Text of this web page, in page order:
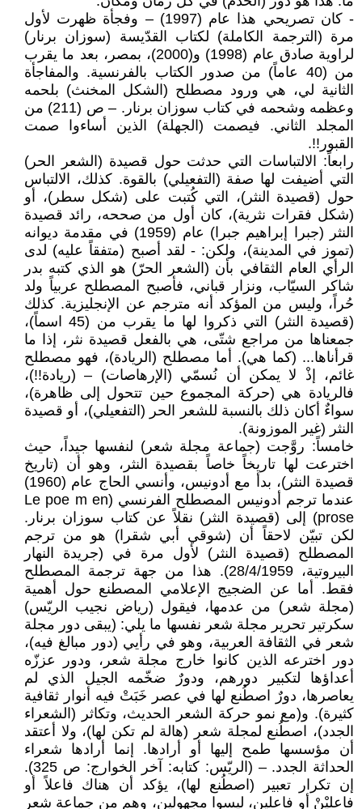
- كان تصريحي هذا عام (1997) – وفجأة ظهرت لأول
مرة (الترجمة الكاملة) لكتاب القدّيسة (سوزان برنار)
لراوية صادق عام (1998) و(2000)، بمصر، بعد ما يقرب
من (40 عاماً) من صدور الكتاب بالفرنسية. والمفاجأة
الثانية لي، هي ورود مصطلح (الشكل المخنث) بلحمه
وعظمه وشحمه في كتاب سوزان برنار. – ص (211) من
المجلد الثاني. فيصمت (الجهلة) الذين أساءوا صمت
القبور!!.
رابعاً: الالتباسات التي حدثت حول قصيدة (الشعر الحر)
التي أضيفت لها صفة (التفعيلي) بالقوة. كذلك، الالتباس
حول (قصيدة النثر)، التي كُتبت على (شكل سطر)، أو
(شكل فقرات نثرية)، كان أول من صححه، رائد قصيدة
النثر (جبرا إبراهيم جبرا) عام (1959) في مقدمة ديوانه
(تموز في المدينة)، ولكن: - لقد أصبح (متفقاً عليه) لدى
الرأي العام الثقافي بأن (الشعر الحرّ) هو الذي كتبه بدر
شاكر السيّاب، ونزار قباني، فأصبح المصطلح عربياً ولد
حُراً، وليس من المؤكد أنه مترجم عن الإنجليزية. كذلك
(قصيدة النثر) التي ذكروا لها ما يقرب من (45 اسماً)،
جمعناها من مراجع شتّى، هي بالفعل قصيدة نثر، إذا ما
قرأناها... (كما هي). أما مصطلح (الريادة)، فهو مصطلح
غائم، إذْ لا يمكن أن نُسمّي (الإرهاصات) – (ريادة!!)،
فالريادة هي (حركة المجموع حين تتحول إلى ظاهرة)،
سواءٌ أكان ذلك بالنسبة للشعر الحر (التفعيلي)، أو قصيدة
النثر (غير الموزونة).
خامساً: روَّجت (جماعة مجلة شعر) لنفسها جيداً، حيث
اخترعت لها تاريخاً خاصاً بقصيدة النثر، وهو أن (تاريخ
قصيدة النثر)، بدأ مع أدونيس، وأنسي الحاج عام (1960)
عندما ترجم أدونيس المصطلح الفرنسي (Le poe m en
prose) إلى (قصيدة النثر) نقلاً عن كتاب سوزان برنار.
لكن تبيّن لاحقاً أن (شوقي أبي شقرا) هو من ترجم
المصطلح (قصيدة النثر) لأول مرة في (جريدة النهار
البيروتية، 28/4/1959). هذا من جهة ترجمة المصطلح
فقط. أما عن الضجيج الإعلامي المصطنع حول أهمية
(مجلة شعر) من عدمها، فيقول (رياض نجيب الريّس)
سكرتير تحرير مجلة شعر نفسها ما يلي: (يبقى دور مجلة
شعر في الثقافة العربية، وهو في رأيي (دور مبالغ فيه)،
دور اخترعه الذين كانوا خارج مجلة شعر، ودور عززّه
أعداؤها لتكبير دورهم، ودورٌ ضخّمه الجيل الذي لم
يعاصرها، دورٌ اصطُنع لها في عصر خَبَتْ فيه أنوار ثقافية
كثيرة). و(مع نمو حركة الشعر الحديث، وتكاثر (الشعراء
الجدد)، اصطُنع لمجلة شعر (هالة لم تكن لها)، ولا أعتقد
أن مؤسسها طمح إليها أو أرادها. إنما أرادها شعراء
الحداثة الجدد. – (الريّس: كتابه: آخر الخوارج: ص 325).
إن تكرار تعبير (اصطُنع لها)، يؤكد أن هناك فاعلاً أو
فاعليْنْ أو فاعلين، ليسوا مجهولين، وهم من جماعة شعر